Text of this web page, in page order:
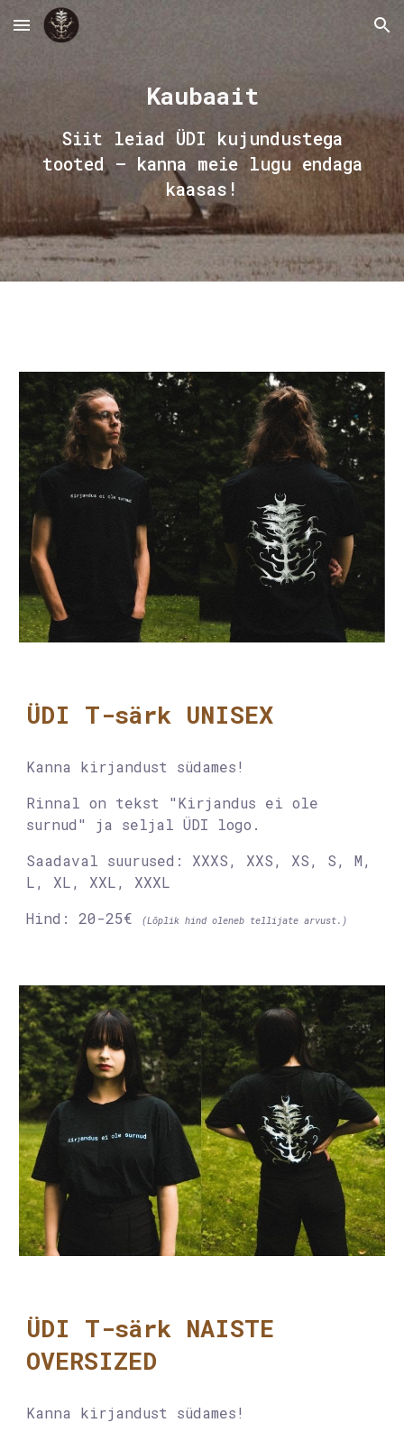
Skip to main content Skip to navigation
Kaubaait
Siit leiad ÜDI kujundustega
tooted – kanna meie lugu endaga
kaasas!
ÜDI T-särk UNISEX
Kanna kirjandust südames!
Rinnal on tekst "Kirjandus ei ole
surnud"
ja seljal ÜDI logo.
Saadaval suurused : XXXS, XXS, XS, S, M,
L, XL, XXL, XXXL
Hind: 20-25€
(Lõplik hind oleneb tellijate arvust.)
ÜDI T-särk NAISTE
OVERSIZED
Kanna kirjandust südames!